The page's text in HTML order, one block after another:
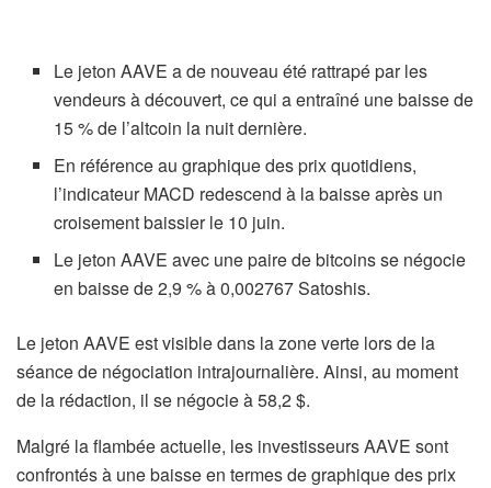
Le jeton AAVE a de nouveau été rattrapé par les
vendeurs à découvert, ce qui a entraîné une baisse de
15 % de l’altcoin la nuit dernière.
En référence au graphique des prix quotidiens,
l’indicateur MACD redescend à la baisse après un
croisement baissier le 10 juin.
Le jeton AAVE avec une paire de bitcoins se négocie
en baisse de 2,9 % à 0,002767 Satoshis.
Le jeton AAVE est visible dans la zone verte lors de la
séance de négociation intrajournalière. Ainsi, au moment
de la rédaction, il se négocie à 58,2 $.
Malgré la flambée actuelle, les investisseurs AAVE sont
confrontés à une baisse en termes de graphique des prix